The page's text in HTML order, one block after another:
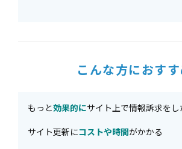
こんな方におすす
もっと効果的にサイト上で情報訴求をし
サイト更新にコストや時間がかかる